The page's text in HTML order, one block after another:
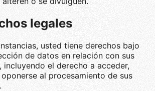
legales
usted tiene derechos bajo
de datos en relación con sus
incluyendo el derecho a acceder,
al procesamiento de sus